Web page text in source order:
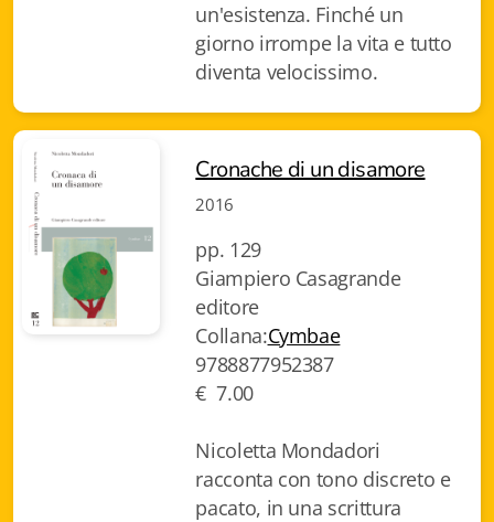
un'esistenza. Finché un
giorno irrompe la vita e tutto
diventa velocissimo.
Cronache di un disamore
2016
pp. 129
Giampiero Casagrande
editore
Collana:Cymbae
9788877952387
€ 7.00
Nicoletta Mondadori
racconta con tono discreto e
pacato, in una scrittura